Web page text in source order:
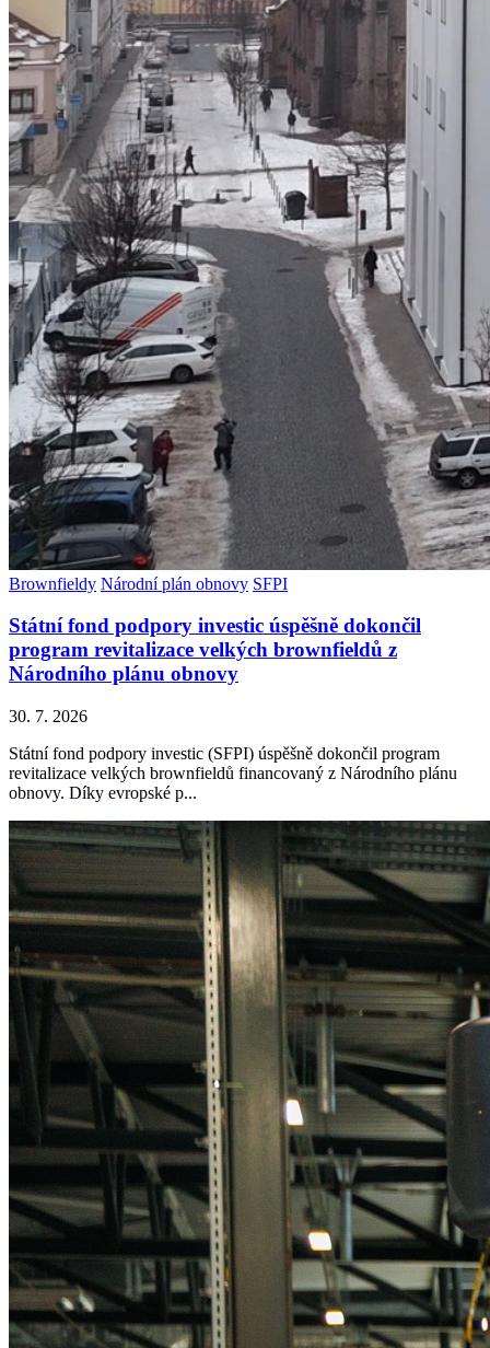
Brownfieldy Národní plán obnovy SFPI
Státní fond podpory investic úspěšně dokončil
program revitalizace velkých brownfieldů z
Národního plánu obnovy
30. 7. 2026
Státní fond podpory investic (SFPI) úspěšně dokončil program
revitalizace velkých brownfieldů financovaný z Národního plánu
obnovy. Díky evropské p...